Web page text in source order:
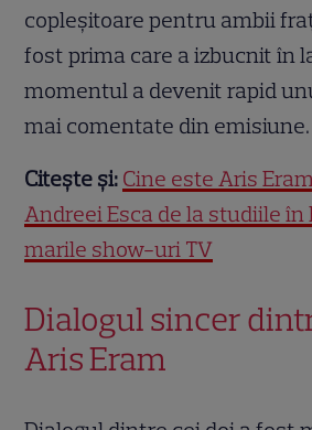
copleșitoare pentru ambii
fost prima care a izbucnit în
momentul a devenit rapid
mai comentate din emisiune.
Citește și: Cine este Aris
Andreei Esca de la studiile în
marile show-uri TV
Dialogul sincer
Aris Eram